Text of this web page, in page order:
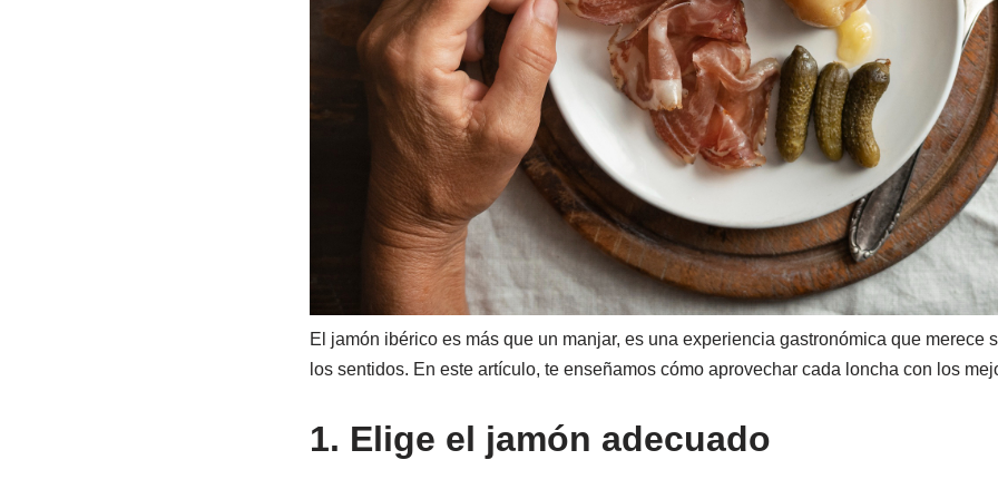
El jamón ibérico es más que un manjar, es una experiencia gastronómica que merece
los sentidos. En este artículo, te enseñamos cómo aprovechar cada loncha con los
1. Elige el jamón adecuado